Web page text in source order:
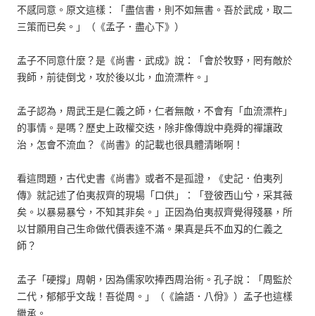
不感同意。原文這樣：「盡信書，則不如無書。吾於武成，取二
三策而已矣。」（《孟子．盡心下》）
孟子不同意什麼？是《尚書．武成》說：「會於牧野，罔有敵於
我師，前徒倒戈，攻於後以北，血流漂杵。」
孟子認為，周武王是仁義之師，仁者無敵，不會有「血流漂杵」
的事情。是嗎？歷史上政權交迭，除非像傳說中堯舜的禪讓政
治，怎會不流血？《尚書》的記載也很具體清晰啊！
看這問題，古代史書《尚書》或者不是孤證，《史記．伯夷列
傳》就記述了伯夷叔齊的現場「口供」：「登彼西山兮，采其薇
矣。以暴易暴兮，不知其非矣。」正因為伯夷叔齊覺得殘暴，所
以甘願用自己生命做代價表達不滿。果真是兵不血刄的仁義之
師？
孟子「硬撐」周朝，因為儒家吹捧西周治術。孔子說：「周監於
二代，郁郁乎文哉！吾從周。」（《論語．八佾》）孟子也這樣
繼承。